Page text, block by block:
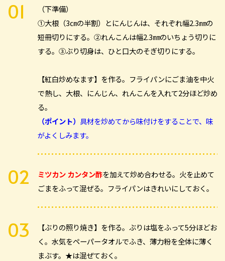
（下準備）
①大根（3㎝の半割）とにんじんは、それぞれ幅2.3㎜の
短冊切りにする。②れんこんは幅2.3㎜のいちょう切りに
する。③ぶり切身は、ひと口大のそぎ切りにする。
【紅白炒めなます】 を作る。フライパンにごま油を中火
で熱し、大根、にんじん、れんこんを入れて2分ほど炒め
る。
（ポイント） 具材を炒めてから味付けをすることで、味
がよくしみます。
ミツカン カンタン酢を加えて炒め合わせる。火を止めて
ごまをふって混ぜる。フライパンはきれいにしておく。
【ぶりの照り焼き】を作る。ぶりは塩をふって5分ほどお
く。水気をペーパータオルでふき、薄力粉を全体に薄く
まぶす。★は混ぜておく。